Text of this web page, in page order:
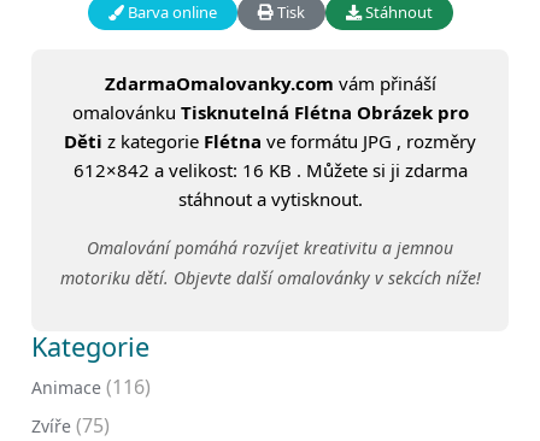
Barva online Tisk Stáhnout
ZdarmaOmalovanky.com vám přináší
omalovánku Tisknutelná Flétna Obrázek pro
Děti z kategorie Flétna ve formátu JPG , rozměry
612×842 a velikost: 16 KB . Můžete si ji zdarma
stáhnout a vytisknout.
Omalování pomáhá rozvíjet kreativitu a jemnou
motoriku dětí. Objevte další omalovánky v sekcích níže!
Kategorie
Animace (116)
Zvíře (75)